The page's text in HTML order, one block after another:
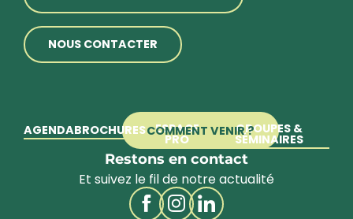
NOUS CONTACTER
COMMENT VENIR ?
AGENDABROCHURES ESPACE
PRO
GROUPES &
SÉMINAIRES
Restons en contact
Et suivez le fil de notre actualité